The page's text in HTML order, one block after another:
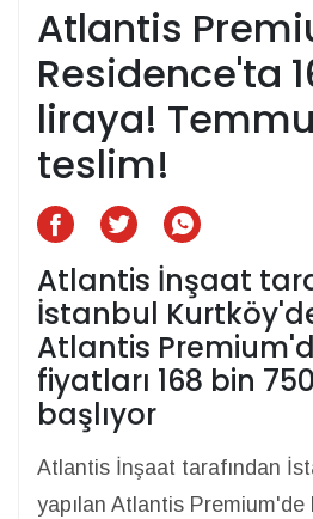
Atlantis
Residence'ta
liraya!
teslim!
Atlantis İnşaat
İstanbul
Atlantis
fiyatları 168 bin
başlıyor
Atlantis İnşaat tarafından
yapılan Atlantis Premium'de